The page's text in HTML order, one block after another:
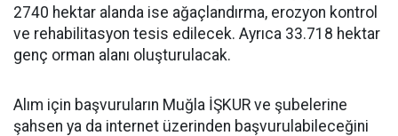
2740 hektar alanda ise ağaçlandırma, erozyon kontrol
ve rehabilitasyon tesis edilecek. Ayrıca 33.718 hektar
genç orman alanı oluşturulacak.
Alım için başvuruların Muğla İŞKUR ve şubelerine
şahsen ya da internet üzerinden başvurulabileceğini